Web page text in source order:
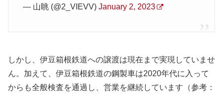
— 山眺 (@2_VIEVV) January 2, 2023
しかし、伊豆箱根鉄道への譲渡は現在まで実現していませ
ん。加えて、伊豆箱根鉄道の鋼製車は2020年代に入って
からも全般検査を通過し、営業を継続しています（参考：